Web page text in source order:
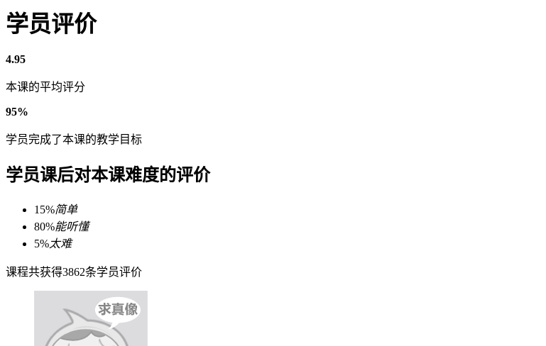
学员评价
4.95
本课的平均评分
95%
学员完成了本课的教学目标
学员课后对本课难度的评价
15%简单
80%能听懂
5%太难
课程共获得3862条学员评价